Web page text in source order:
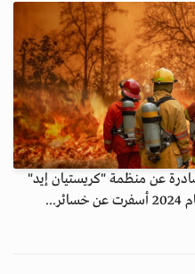
عن منظمة "كريستيان إيد"